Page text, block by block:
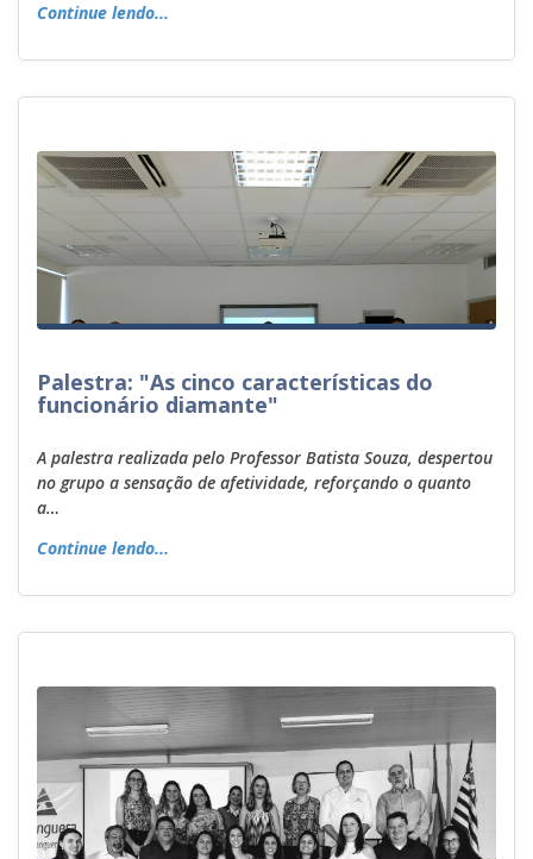
Continue lendo...
Palestra: "As cinco características do
funcionário diamante"
A palestra realizada pelo Professor Batista Souza, despertou
no grupo a sensação de afetividade, reforçando o quanto
a…
Continue lendo...